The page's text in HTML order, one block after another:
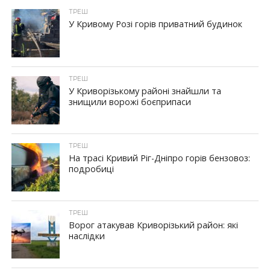
ТРЕШ
У Кривому Розі горів приватний будинок
ТРЕШ
У Криворізькому районі знайшли та
знищили ворожі боєприпаси
ТРЕШ
На трасі Кривий Ріг-Дніпро горів бензовоз:
подробиці
ТРЕШ
Ворог атакував Криворізький район: які
наслідки